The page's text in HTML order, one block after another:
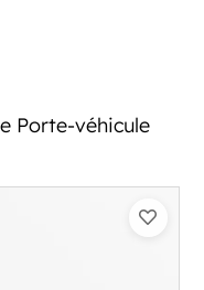
Porte-véhicule